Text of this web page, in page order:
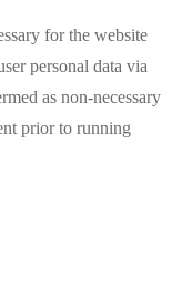
for the website
personal data via
as non-necessary
prior to running